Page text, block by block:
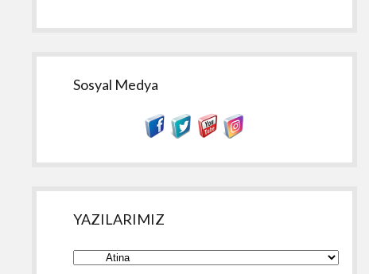
Sosyal Medya
YAZILARIMIZ
YAZILARIMIZ